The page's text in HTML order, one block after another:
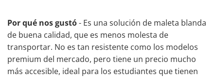
Por qué nos gustó- Es una solución de maleta blanda
de buena calidad, que es menos molesta de
transportar. No es tan resistente como los modelos
premium del mercado, pero tiene un precio mucho
más accesible, ideal para los estudiantes que tienen